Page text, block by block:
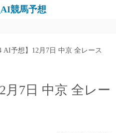
競馬予想
AI予想】12月7日 中京 全レース
月7日 中京 全レー